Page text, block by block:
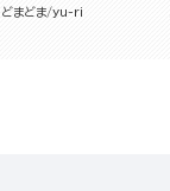
が強すぎて草も生えない件
どまどま yu-ri